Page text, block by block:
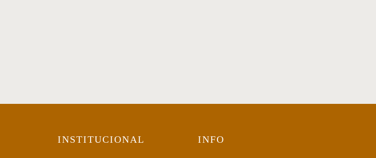
INSTITUCIONAL INFO